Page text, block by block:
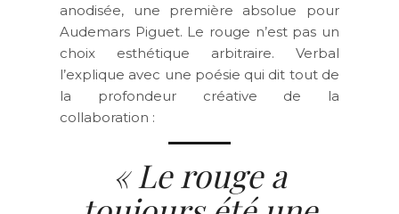
anodisée, une première absolue pour
Audemars Piguet. Le rouge n’est pas un
choix esthétique arbitraire. Verbal
l’explique avec une poésie qui dit tout de
la profondeur créative de la
collaboration :
« Le rouge a